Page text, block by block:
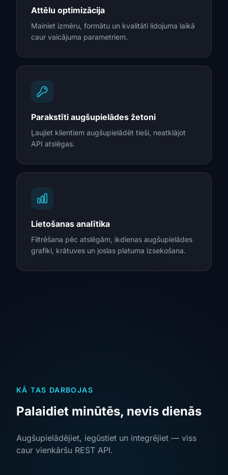
Attēlu optimizācija
Mainiet izmēru, formātu un kvalitāti lidojuma laikā
caur vaicājuma parametriem.
Parakstīti augšupielādes žetoni
Ļaujiet klientiem augšupielādēt tieši, neatklājot
API atslēgas.
Lietošanas analītika
Filtrēšana pēc atslēgām, ikdienas augšupielādes
grafiki, krātuves un joslas platuma izsekošana.
KĀ TAS DARBOJAS
Palaidiet minūtēs, nevis dienās
Augšupielādējiet, iegūstiet un integrējiet — viss
caur vienkāršu REST API.